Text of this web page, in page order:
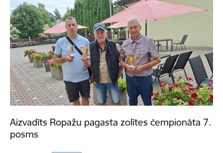
Aizvadīts Ropažu pagasta zolītes čempionāta 7.
posms